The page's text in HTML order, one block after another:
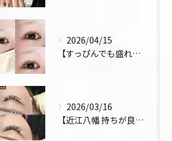
2026/04/15
【すっぴんでも盛れるまつ毛 まつパ 近江八幡 上下パーマ】
2026/03/16
【近江八幡 持ちが良い お得 マツエク リペア デザインキー...